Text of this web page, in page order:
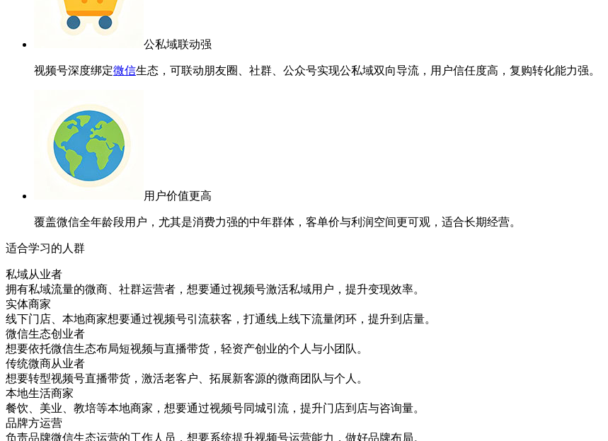
公私域联动强
视频号深度绑定微信生态，可联动朋友圈、社群、公众号实现公私域双向导流，用户信任度高，复购转化能力强。
用户价值更高
覆盖微信全年龄段用户，尤其是消费力强的中年群体，客单价与利润空间更可观，适合长期经营。
适合学习的人群
私域从业者
拥有私域流量的微商、社群运营者，想要通过视频号激活私域用户，提升变现效率。
实体商家
线下门店、本地商家想要通过视频号引流获客，打通线上线下流量闭环，提升到店量。
微信生态创业者
想要依托微信生态布局短视频与直播带货，轻资产创业的个人与小团队。
传统微商从业者
想要转型视频号直播带货，激活老客户、拓展新客源的微商团队与个人。
本地生活商家
餐饮、美业、教培等本地商家，想要通过视频号同城引流，提升门店到店与咨询量。
品牌方运营
负责品牌微信生态运营的工作人员，想要系统提升视频号运营能力，做好品牌布局。